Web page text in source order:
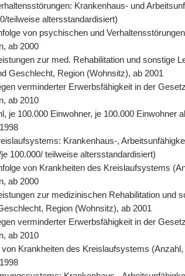
Krankenhaus- und
teilweise altersstandardisiert)
von psychischen und
ab 2000
zur med. Rehabilitation und sonstige
Geschlecht, Region (Wohnsitz), ab 2001
verminderter Erwerbsfähigkeit in der
ab 2010
je 100.000 Einwohner, je 100.000
Krankenhaus-,
100.000/ teilweise altersstandardisiert)
von Krankheiten des Kreislaufsystems
ab 2000
zur medizinischen Rehabilitation und
Region (Wohnsitz), ab 2001
verminderter Erwerbsfähigkeit in der
ab 2010
Krankheiten des Kreislaufsystems